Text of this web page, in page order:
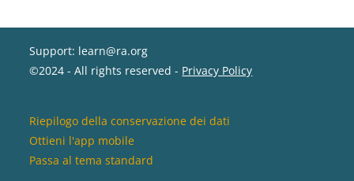
Support: learn@ra.org
©2024 - All rights reserved - Privacy Policy
Riepilogo della conservazione dei dati
Ottieni l'app mobile
Passa al tema standard